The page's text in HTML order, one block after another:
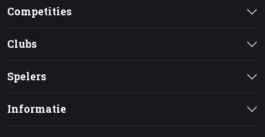
Competities
Clubs
Spelers
Informatie